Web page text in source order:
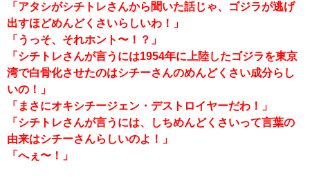
「アタシがシチトレさんから聞いた話じゃ、ゴジラが逃げ
出すほどめんどくさいらしいわ！」
「うっそ、それホント〜！？」
「シチトレさんが言うには1954年に上陸したゴジラを東京
湾で白骨化させたのはシチーさんのめんどくさい成分らし
いの！」
「まさにオキシチージェン・デストロイヤーだわ！」
「シチトレさんが言うには、しちめんどくさいって言葉の
由来はシチーさんらしいのよ！」
「へぇ〜！」